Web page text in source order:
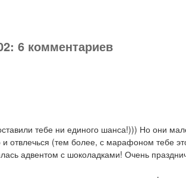
6 комментариев
тебе ни единого шанса!))) Но они
отвлечься (тем более, с марафоном тебе
адвентом с шоколадками! Очень